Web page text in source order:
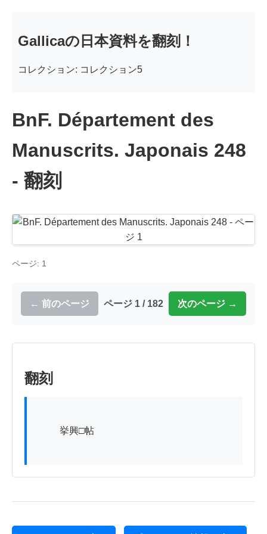
Gallicaの日本資料を翻刻！
コレクション: コレクション5
BnF. Département des
Manuscrits. Japonais 248
- 翻刻
ページ: 1
← 前のページ ページ 1 / 182 次のページ →
翻刻